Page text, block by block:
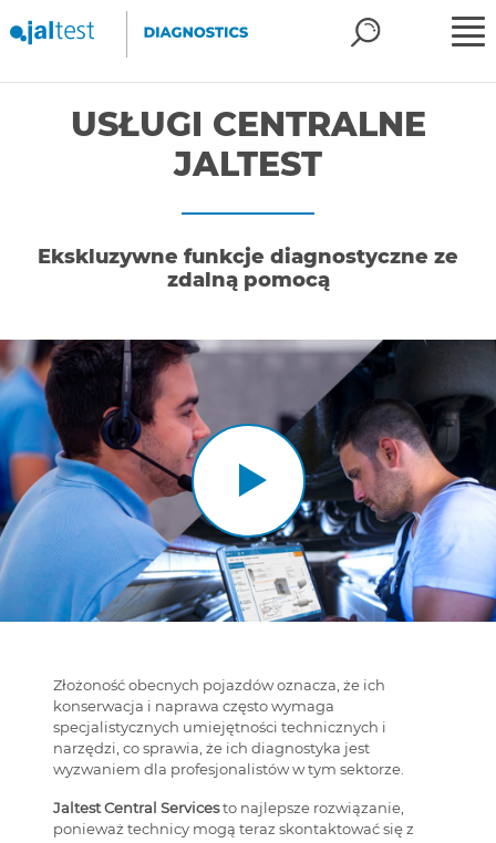
USŁUGI CENTRALNE
JALTEST
Ekskluzywne funkcje diagnostyczne ze
zdalną pomocą
Złożoność obecnych pojazdów oznacza, że ich
konserwacja i naprawa często wymaga
specjalistycznych umiejętności technicznych i
narzędzi, co sprawia, że ich diagnostyka jest
wyzwaniem dla profesjonalistów w tym sektorze.
Jaltest Central Servicesto najlepsze rozwiązanie,
ponieważ technicy mogą teraz skontaktować się z